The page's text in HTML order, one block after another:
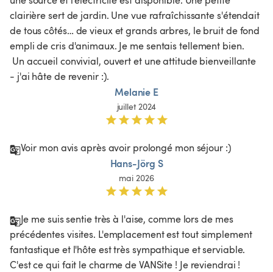
clairière sert de jardin. Une vue rafraîchissante s'étendait
de tous côtés… de vieux et grands arbres, le bruit de fond
empli de cris d'animaux. Je me sentais tellement bien.
- j'ai hâte de revenir :).
Melanie E
juillet 2024
Voir mon avis après avoir prolongé mon séjour :)
Hans-Jörg S
mai 2026
Je me suis sentie très à l'aise, comme lors de mes
précédentes visites. L'emplacement est tout simplement
fantastique et l'hôte est très sympathique et serviable.
C'est ce qui fait le charme de VANSite ! Je reviendrai !